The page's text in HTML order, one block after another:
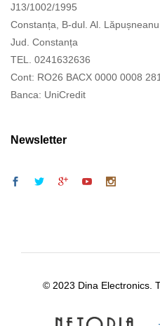
J13/1002/1995
Constanța, B-dul. Al.
Jud. Constanța
TEL. 0241632636
Cont: RO26 BACX 0000 0008
Banca: UniCredit
Newsletter
© 2023 Dina Electronics.